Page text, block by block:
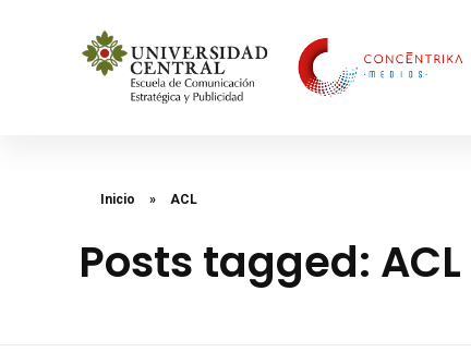
Inicio » ACL
Posts tagged: ACL